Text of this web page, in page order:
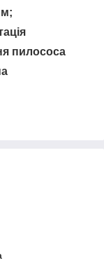
пилососа